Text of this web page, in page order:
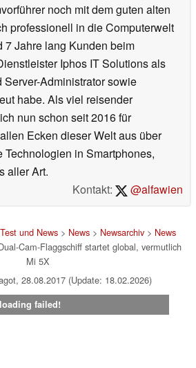
noch mit dem guten alten
professionell in die Computerwelt
7 Jahre lang Kunden beim
Iphos IT Solutions als
Administrator sowie
habe. Als viel reisender
nun schon seit 2016 für
Ecken dieser Welt aus über
in Smartphones,
aller Art.
Kontakt:
@alfawien
und News> News> Newsarchiv> News
Cam-Flaggschiff startet global, vermutlich
Mi 5X
28.08.2017 (Update: 18.02.2026)
loading failed!